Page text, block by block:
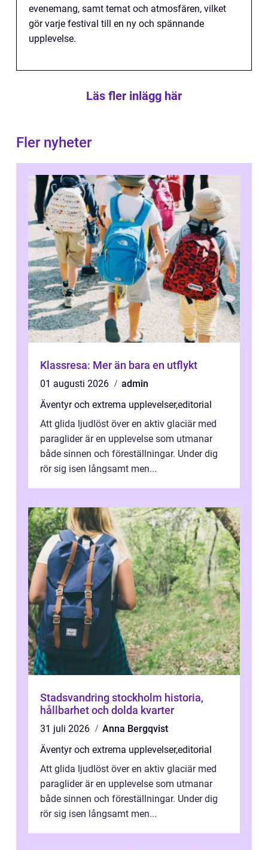
evenemang, samt temat och atmosfären, vilket
gör varje festival till en ny och spännande
upplevelse.
Läs fler inlägg här
Fler nyheter
Klassresa: Mer än bara en utflykt
01 augusti 2026
admin
Äventyr och extrema upplevelser,editorial
Att glida ljudlöst över en aktiv glaciär med
paraglider är en upplevelse som utmanar
både sinnen och föreställningar. Under dig
rör sig isen långsamt men...
Stadsvandring stockholm historia,
hållbarhet och dolda kvarter
31 juli 2026
Anna Bergqvist
Äventyr och extrema upplevelser,editorial
Att glida ljudlöst över en aktiv glaciär med
paraglider är en upplevelse som utmanar
både sinnen och föreställningar. Under dig
rör sig isen långsamt men...